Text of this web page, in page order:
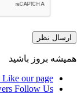
همیشه بروز باشید
Like our page
Follow Us